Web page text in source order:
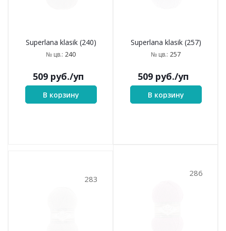
Superlana klasik (240)
№ цв.: 240
509 руб./уп
В корзину
Superlana klasik (257)
№ цв.: 257
509 руб./уп
В корзину
283
286